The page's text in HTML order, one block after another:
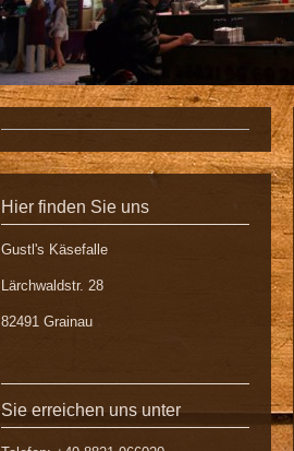
Hier finden Sie uns
Gustl's Käsefalle
Lärchwaldstr. 28
82491 Grainau
Sie erreichen uns unter